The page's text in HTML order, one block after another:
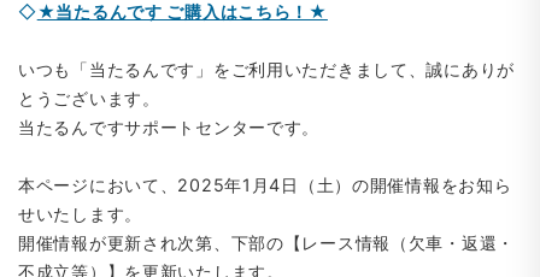
◇★当たるんです ご購入はこちら！★
いつも「当たるんです」をご利用いただきまして、誠にありが
とうございます。
当たるんですサポートセンターです。
本ページにおいて、2025年1月4日（土）の開催情報をお知ら
せいたします。
開催情報が更新され次第、下部の【レース情報（欠車・返還・
不成立等）】を更新いたします。